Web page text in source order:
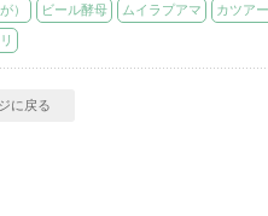
） ビール酵母 ムイラプアマ カツア
に戻る